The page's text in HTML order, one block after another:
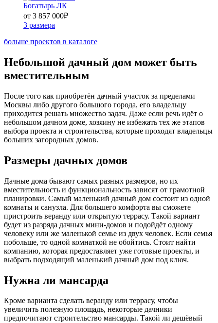
Богатырь ЛК
от 3 857 000₽
3 размера
больше проектов в каталоге
Небольшой дачный дом может быть
вместительным
После того как приобретён дачный участок за пределами
Москвы либо другого большого города, его владельцу
приходится решать множество задач. Даже если речь идёт о
небольшом дачном доме, хозяину не избежать тех же этапов
выбора проекта и строительства, которые проходят владельцы
больших загородных домов.
Размеры дачных домов
Дачные дома бывают самых разных размеров, но их
вместительность и функциональность зависят от грамотной
планировки. Самый маленький дачный дом состоит из одной
комнаты и санузла. Для большего комфорта вы сможете
пристроить веранду или открытую террасу. Такой вариант
будет из разряда дачных мини-домов и подойдёт одному
человеку или же маленькой семье из двух человек. Если семья
побольше, то одной комнаткой не обойтись. Стоит найти
компанию, которая предоставляет уже готовые проекты, и
выбрать подходящий маленький дачный дом под ключ.
Нужна ли мансарда
Кроме варианта сделать веранду или террасу, чтобы
увеличить полезную площадь, некоторые дачники
предпочитают строительство мансарды. Такой ли дешёвый